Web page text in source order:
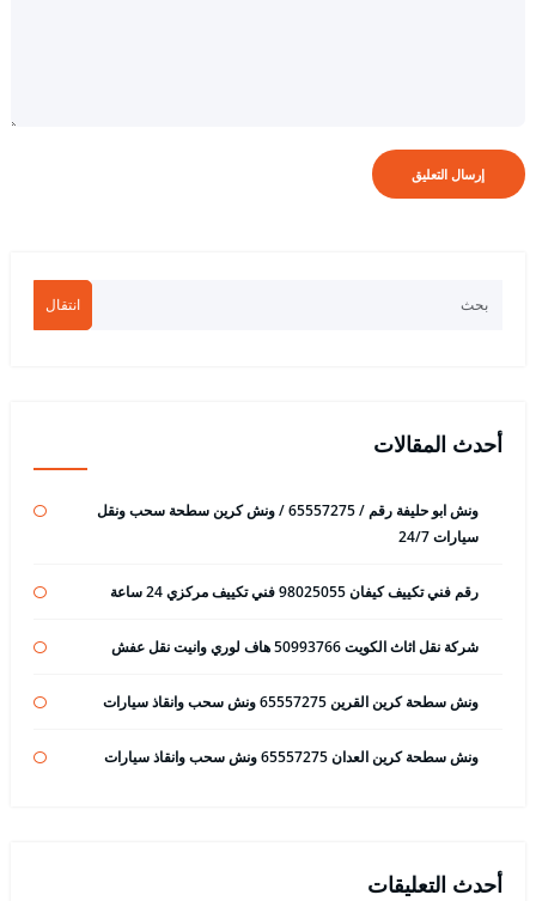
انتقال
أحدث المقالات
ونش ابو حليفة رقم / 65557275 / ونش كرين سطحة سحب ونقل
سيارات 24/7
رقم فني تكييف كيفان 98025055 فني تكييف مركزي 24 ساعة
شركة نقل اثاث الكويت 50993766 هاف لوري وانيت نقل عفش
ونش سطحة كرين القرين 65557275 ونش سحب وانقاذ سيارات
ونش سطحة كرين العدان 65557275 ونش سحب وانقاذ سيارات
أحدث التعليقات